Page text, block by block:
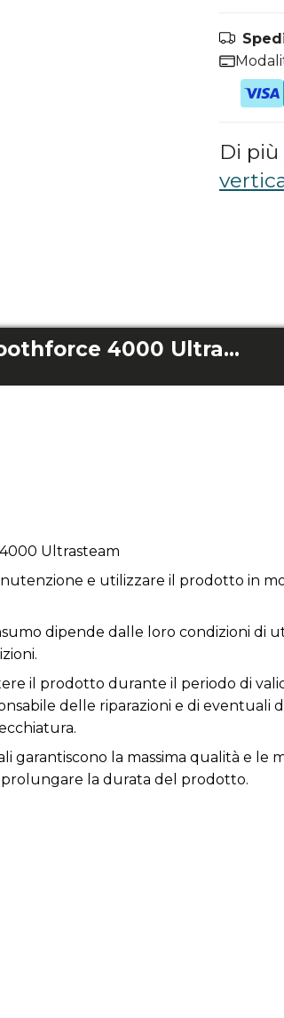
Di più
Spazzola nera Smoothforce 4000 Ultrasteam
Ultrasteam
e utilizzare il prodotto in
dipende dalle loro condizioni di
il prodotto durante il periodo di
delle riparazioni e di
garantiscono la massima qualità e le
la durata del prodotto.